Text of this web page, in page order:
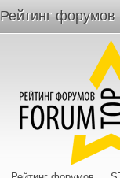
Рейтинг форумов